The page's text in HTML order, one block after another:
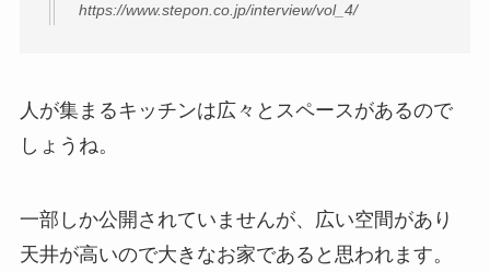
https://www.stepon.co.jp/interview/vol_4/
人が集まるキッチンは広々とスペースがあるので
しょうね。
一部しか公開されていませんが、広い空間があり
天井が高いので大きなお家であると思われます。